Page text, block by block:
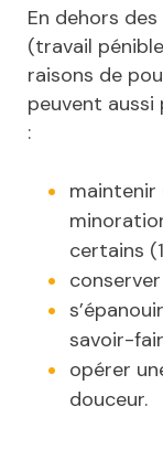
En dehors
(travail
raisons de
peuvent
:
maintenir
certains
savoir-
opérer
douceur.